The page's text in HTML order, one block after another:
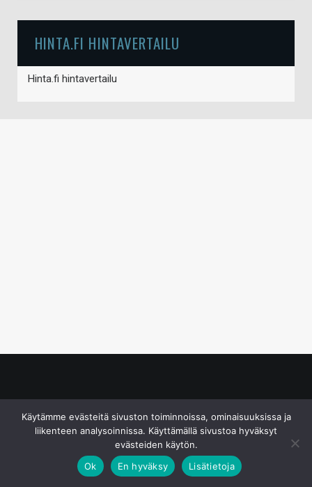
HINTA.FI HINTAVERTAILU
Hinta.fi hintavertailu
Käytämme evästeitä sivuston toiminnoissa, ominaisuuksissa ja
liikenteen analysoinnissa. Käyttämällä sivustoa hyväksyt
evästeiden käytön.
Ok
En hyväksy Lisätietoja